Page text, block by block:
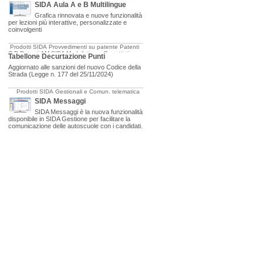
SIDA Aula A e B Multilingue
Grafica rinnovata e nuove funzionalità
per lezioni più interattive, personalizzate e
coinvolgenti
Prodotti SIDA Provvedimenti su patente Patenti
C-D Patenti AM SIDA Modulistica e Oggettistica
Tabellone Decurtazione Punti
Aggiornato alle sanzioni del nuovo Codice della
Strada (Legge n. 177 del 25/11/2024)
Prodotti SIDA Gestionali e Comun. telematica
SIDA Messaggi
SIDA Messaggi è la nuova funzionalità
disponibile in SIDA Gestione per facilitare la
comunicazione delle autoscuole con i candidati.